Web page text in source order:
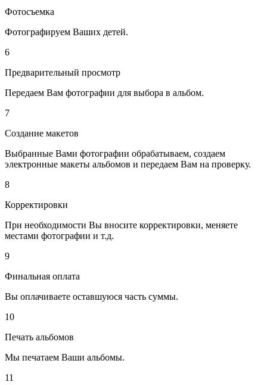
Фотосъемка
Фотографируем Ваших детей.
6
Предварительный просмотр
Передаем Вам фотографии для выбора в альбом.
7
Создание макетов
Выбранные Вами фотографии обрабатываем, создаем
электронные макеты альбомов и передаем Вам на проверку.
8
Корректировки
При необходимости Вы вносите корректировки, меняете
местами фотографии и т.д.
9
Финальная оплата
Вы оплачиваете оставшуюся часть суммы.
10
Печать альбомов
Мы печатаем Ваши альбомы.
11